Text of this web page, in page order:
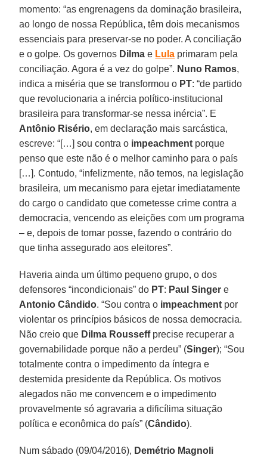
momento: “as engrenagens da dominação brasileira,
ao longo de nossa República, têm dois mecanismos
essenciais para preservar-se no poder. A conciliação
e o golpe. Os governos Dilma e Lula primaram pela
conciliação. Agora é a vez do golpe”. Nuno Ramos,
indica a miséria que se transformou o PT: “de partido
que revolucionaria a inércia político-institucional
brasileira para transformar-se nessa inércia”. E
Antônio Risério, em declaração mais sarcástica,
escreve: “[…] sou contra o impeachment porque
penso que este não é o melhor caminho para o país
[…]. Contudo, “infelizmente, não temos, na legislação
brasileira, um mecanismo para ejetar imediatamente
do cargo o candidato que cometesse crime contra a
democracia, vencendo as eleições com um programa
– e, depois de tomar posse, fazendo o contrário do
que tinha assegurado aos eleitores”.
Haveria ainda um último pequeno grupo, o dos
defensores “incondicionais” do PT: Paul Singer e
Antonio Cândido. “Sou contra o impeachment por
violentar os princípios básicos de nossa democracia.
Não creio que Dilma Rousseffprecise recuperar a
governabilidade porque não a perdeu” (Singer); “Sou
totalmente contra o impedimento da íntegra e
destemida presidente da República. Os motivos
alegados não me convencem e o impedimento
provavelmente só agravaria a dificílima situação
política e econômica do país” (Cândido).
Num sábado (09/04/2016), Demétrio Magnoli